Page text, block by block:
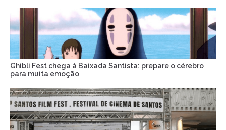
Ghibli Fest chega à Baixada Santista: prepare o cérebro
para muita emoção